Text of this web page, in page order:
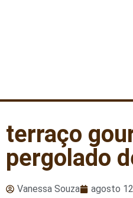
terraço
pergolado
Vanessa Souza agosto